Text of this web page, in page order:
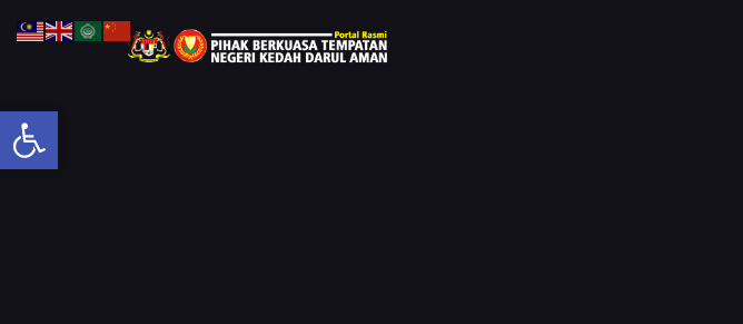
Open toolbar